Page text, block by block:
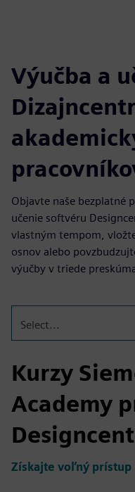
Výučba a
Objavte naše bezplatné
učenie softvéru
vlastným tempom,
osnov alebo
výučby v triede
Select...
Kurzy
Academy
Získajte voľný prístup